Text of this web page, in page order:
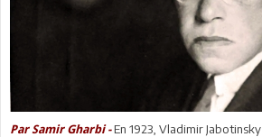
Par Samir Gharbi -En 1923, Vladimir Jabotinsky